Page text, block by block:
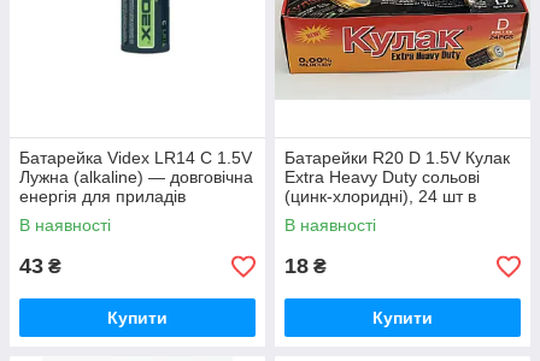
Батарейка Videx LR14 C 1.5V
Лужна (alkaline) — довговічна
енергія для приладів
В наявності
43 ₴
Купити
Батарейки R20 D 1.5V Кулак
Extra Heavy Duty сольові
(цинк-хлоридні), 24 шт в
блоці
В наявності
18 ₴
Купити